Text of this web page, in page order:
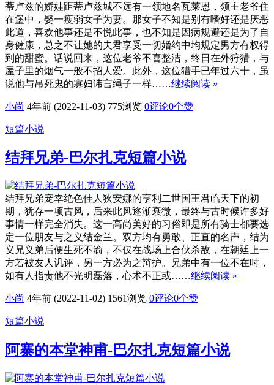
蒂卢兹的娇娃距蒂卢兹城不远有一领地名瓦莱恩，领主老爷住
在堡中，娶一瘦弱女子为妻。那女子不知是别有嗜好还是厌恶
此道，喜欢他事还是不悦此事，也不知是因病规避还是为了自
身健康，总之不让她的夫君享受一切婚约中均规定男方有权得
到的甜蜜。话说回来，这位老爷不喜整洁，终日在外狩猎，与
屋子里的烟气一般不招人爱。此外，这位猎手已年过六十，虽
说他与吊死鬼的寡妇讳言绳子一样……继续阅读 »
小尚 4年前 (2022-11-03) 775浏览 0评论0个赞
短篇小说
结拜兄弟-巴尔扎克短篇小说
结拜兄弟宠幸绝色佳人狄安娜的亨利二世国王君临天下的初
期，犹存一项古风，后来此风逐渐衰微，最终与古时候许多好
事情一样完全消失。这一高尚美好的习俗即是所有骑士都要选
定一位朋友与之义结金兰。双方均有勇敢、正直的名声，结为
义兄义弟后便生死不渝，不仅在战场上合伙杀敌，在朝廷上一
方若被友人讥评，另一方必为之辩护。兄弟中有一位不在时，
如有人指责他不光明磊落，心术不正或……继续阅读 »
小尚 4年前 (2022-11-02) 1561浏览 0评论0个赞
短篇小说
阿寨的本堂神甫-巴尔扎克短篇小说